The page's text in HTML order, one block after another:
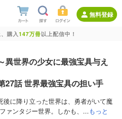
無料登録
購入147万冊以上配信中！
異世界の少女に最強宝具与え
27話 世界最強宝具の担い手
後に降り立った世界は、勇者がいて魔
ァンタジー世界。しかも、...もっと